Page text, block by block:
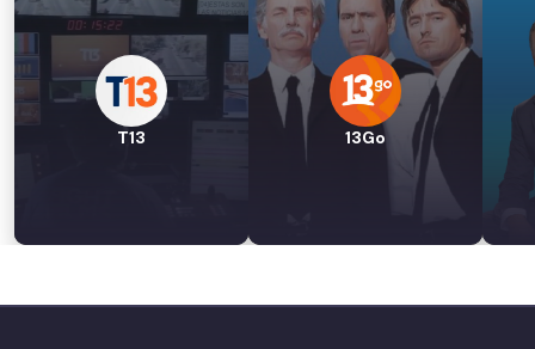
T13 13Go